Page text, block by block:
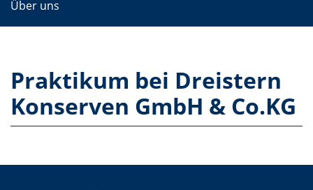
Über uns
Praktikum bei Dreistern
Konserven GmbH & Co.KG